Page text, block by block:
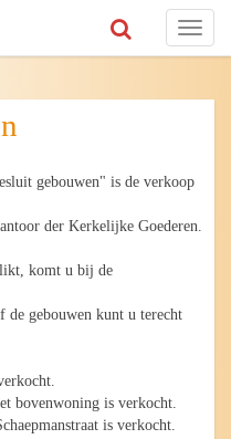
Toggle
gebouwen" is de verkoop
der Kerkelijke Goederen.
komt u bij de
gebouwen kunt u terecht
bovenwoning is verkocht.
is verkocht.